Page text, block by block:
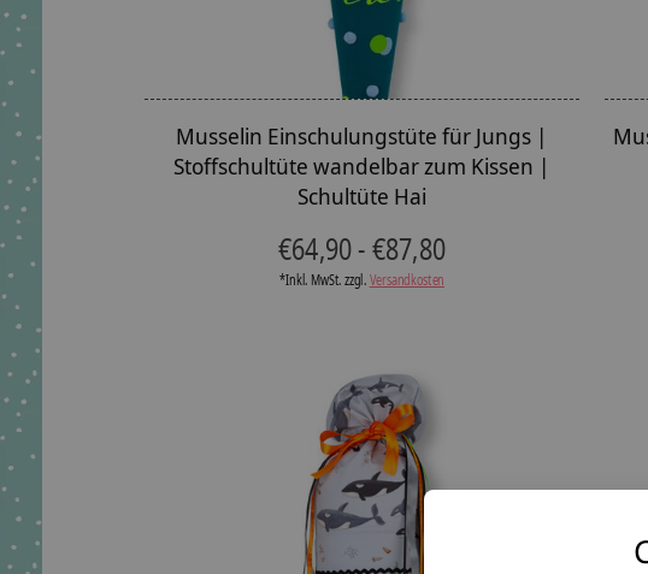
Musselin Einschulungstüte für Jungs |
Stoffschultüte wandelbar zum Kissen |
Schultüte Hai
€64,90 - €87,80
*Inkl. MwSt. zzgl.Versandkosten